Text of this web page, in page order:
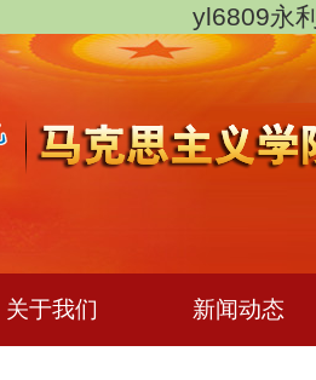
yl6809永
关于我们 新闻动态